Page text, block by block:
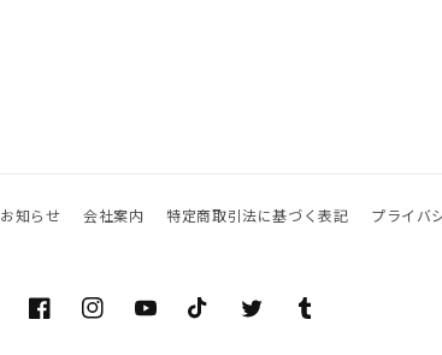
お知らせ 会社案内 特定商取引法に基づく表記 プライバ
FacebookInstagramYouTubeTikTok Twitter Tumblr